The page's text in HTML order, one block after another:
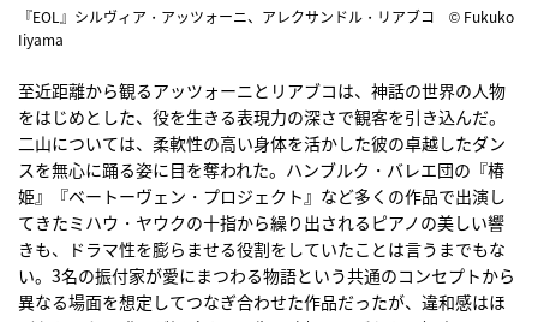
『EOL』シルヴィア・アッツォーニ、アレクサンドル・リアブコ © Fukuko
Iiyama
至近距離から観るアッツォーニとリアブコは、神話の世界の人物
をはじめとした、役を生きる表現力の深さで観客を引き込んだ。
二山については、柔軟性の高い身体を活かした彼の卓越したダン
スを無心に踊る姿に目を奪われた。ハンブルク・バレエ団の『椿
姫』『ベートーヴェン・プロジェクト』など多くの作品で出演し
てきたミハウ・ヤウクの十指から繰り出されるピアノの美しい響
きも、ドラマ性を膨らませる役割をしていたことは言うまでもな
い。3名の振付家が愛にまつわる物語という共通のコンセプトから
異なる場面を想定してつなぎ合わせた作品だったが、違和感はほ